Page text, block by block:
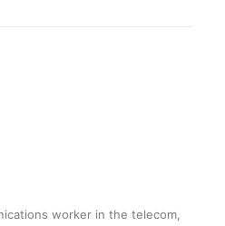
worker in the telecom,